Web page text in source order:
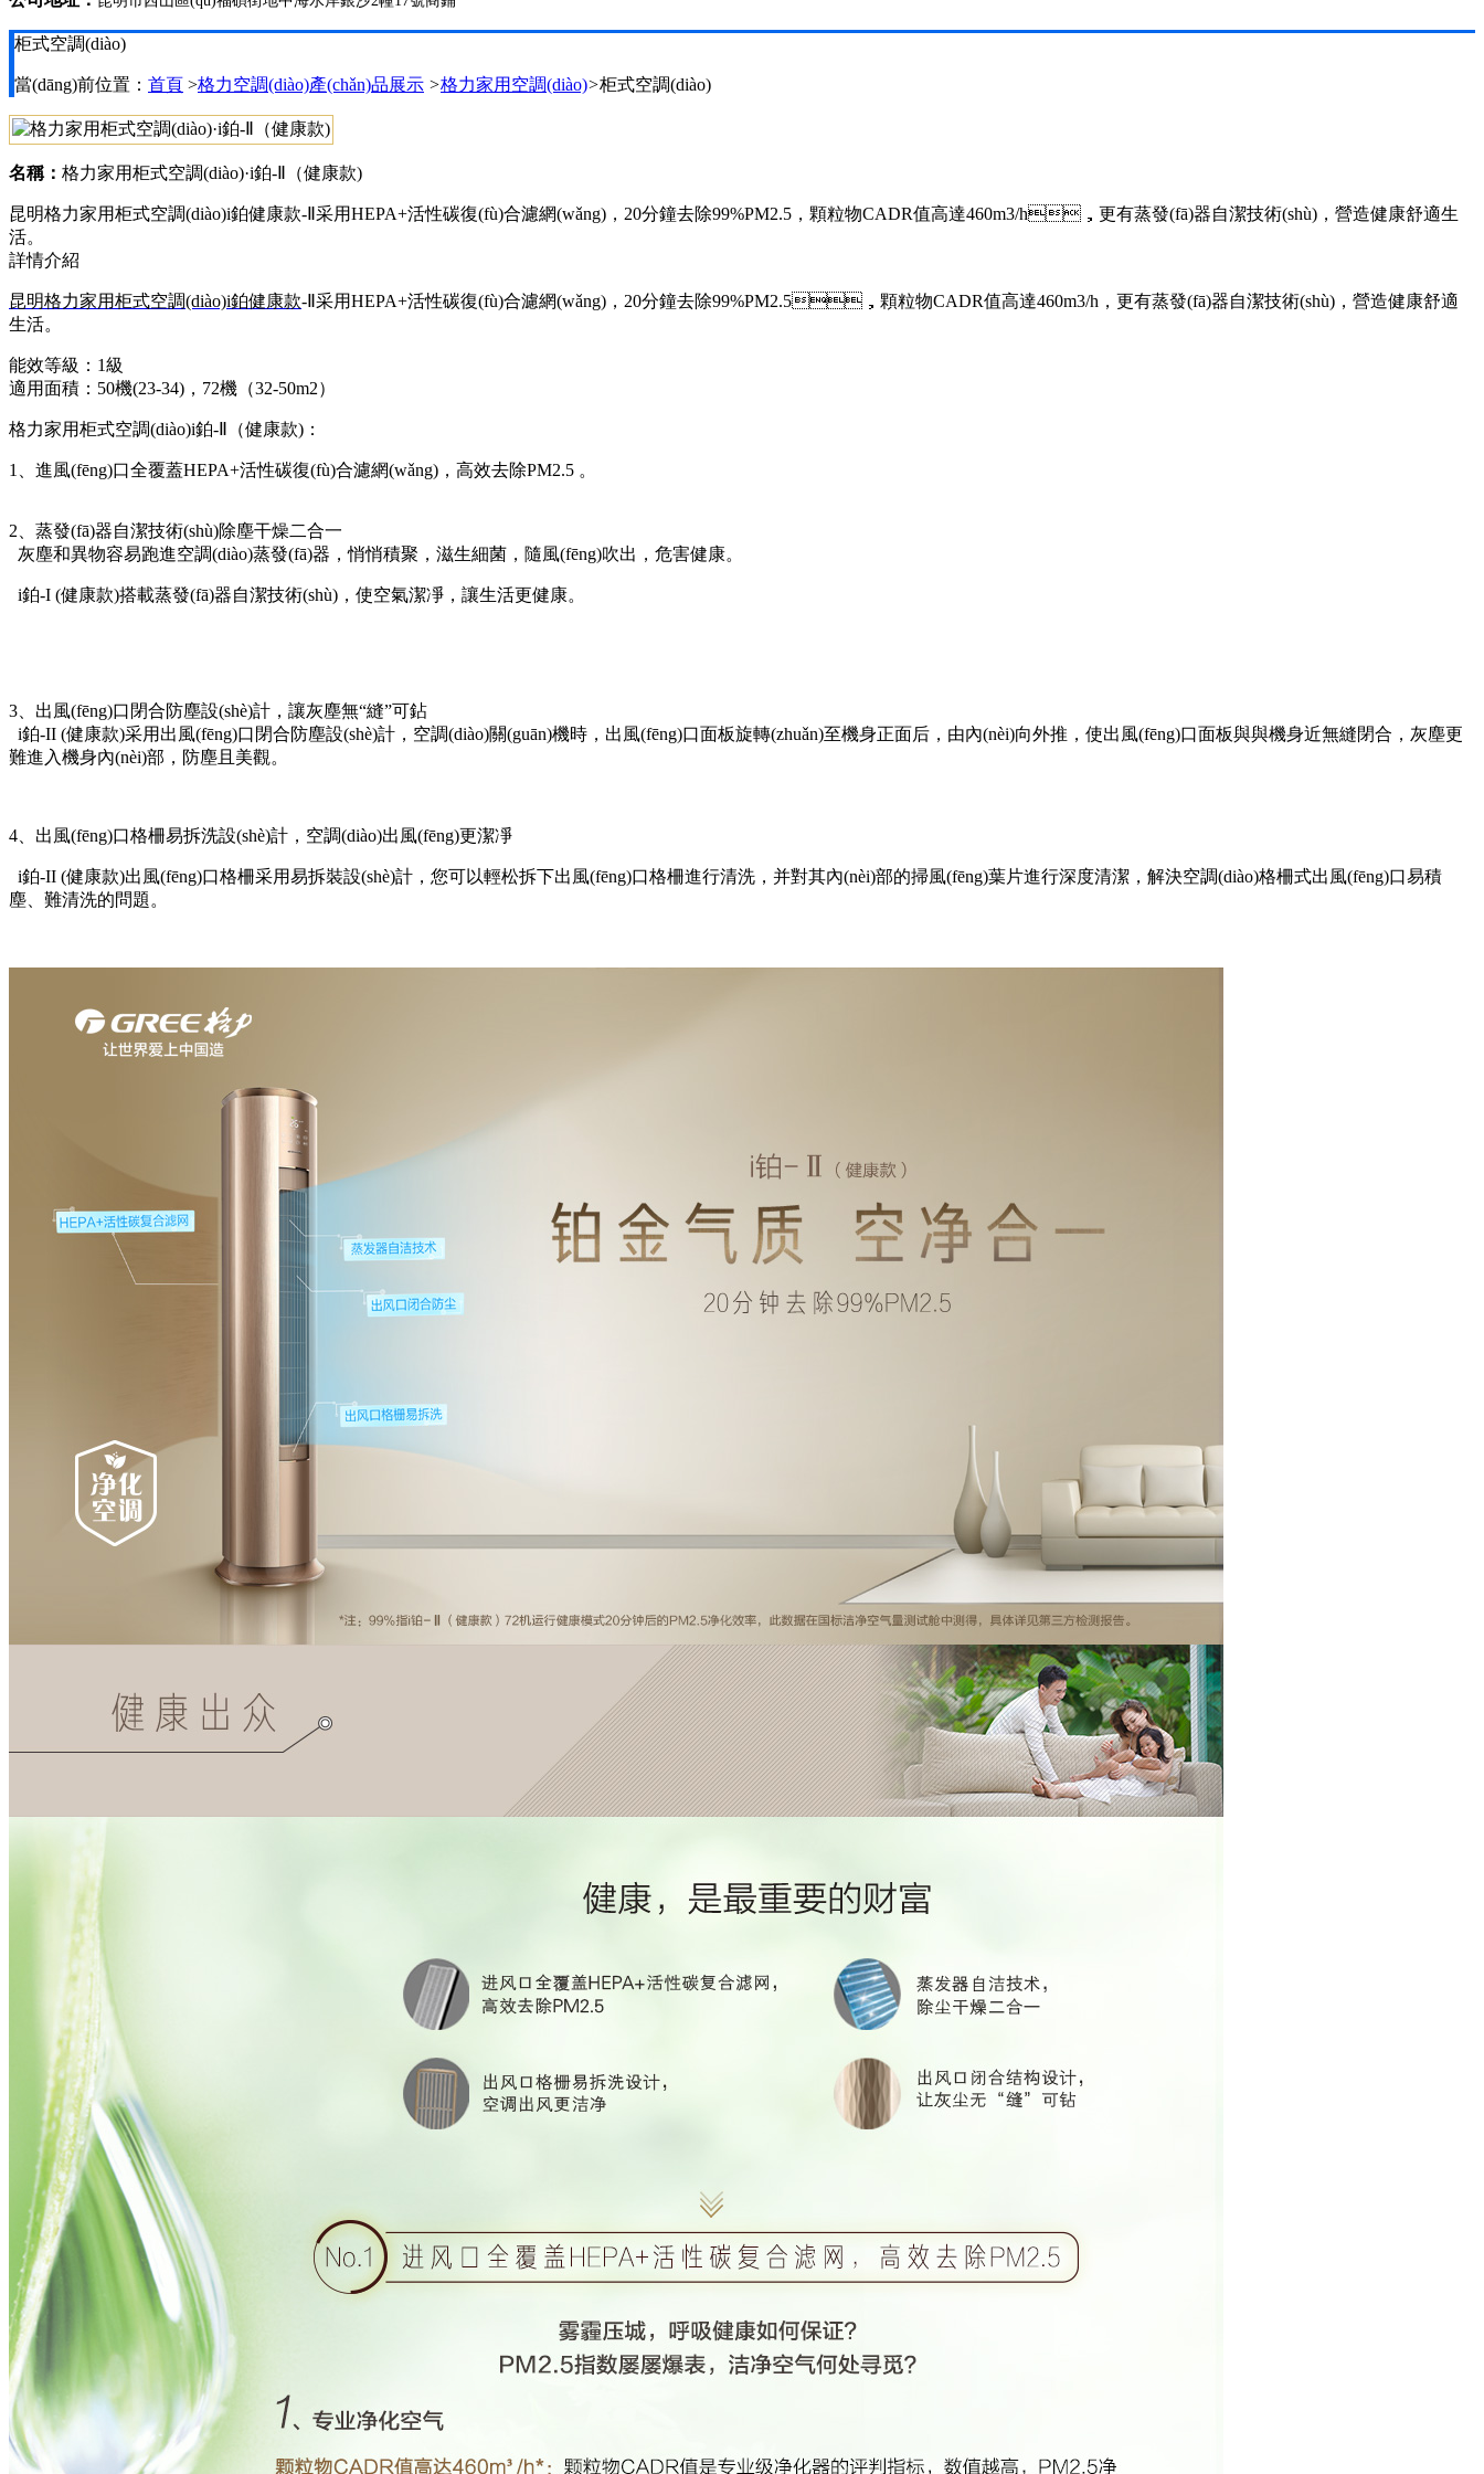
柜式空調(diào)
當(dāng)前位置： 首頁 >格力空調(diào)產(chǎn)品展示 >格力家用空調(diào)>柜式空調(diào)
名稱： 格力家用柜式空調(diào)·i鉑-Ⅱ（健康款)
昆明格力家用柜式空調(diào)i鉑健康款-Ⅱ采用HEPA+活性碳復(fù)合濾網(wǎng)，20分鐘去除99%PM2.5，顆粒物CADR值高達460m3/h，更有蒸發(fā)器自潔技術(shù)，營造健康舒適生
活。
詳情介紹
昆明格力家用柜式空調(diào)i鉑健康款-Ⅱ 采用HEPA+活性碳復(fù)合濾網(wǎng)，20分鐘去除99%PM2.5，顆粒物CADR值高達460m3/h，更有蒸發(fā)器自潔技術(shù)，營造健康舒適
生活。
能效等級：1級
適用面積：50機(23-34)，72機（32-50m2）
格力家用柜式空調(diào)i鉑-Ⅱ（健康款)：
1、進風(fēng)口全覆蓋HEPA+活性碳復(fù)合濾網(wǎng)，高效去除PM2.5 。
2、蒸發(fā)器自潔技術(shù)除塵干燥二合一
灰塵和異物容易跑進空調(diào)蒸發(fā)器，悄悄積聚，滋生細菌，隨風(fēng)吹出，危害健康。
i鉑-I (健康款)搭載蒸發(fā)器自潔技術(shù)， 使空氣潔凈， 讓生活更健康。
3、 出風(fēng)口閉合防塵設(shè)計，讓灰塵無“縫”可鉆
i鉑-II (健康款)采用出風(fēng)口閉合防塵設(shè)計，空調(diào)關(guān)機時，出風(fēng)口面板旋轉(zhuǎn)至機身正面后，由內(nèi)向外推，使出風(fēng)口面板與與機身近無縫閉合，灰塵更
難進入機身內(nèi)部，防塵且美觀。
4、 出風(fēng)口格柵易拆洗設(shè)計，空調(diào)出風(fēng)更潔凈
i鉑-II (健康款)出風(fēng)口格柵采用易拆裝設(shè)計，您可以輕松拆下出風(fēng)口格柵進行清洗，并對其內(nèi)部的掃風(fēng)葉片進行深度清潔，解決空調(diào)格柵式出風(fēng)口易積
塵、難清洗的問題。